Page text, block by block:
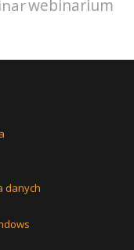
webinarium
danych